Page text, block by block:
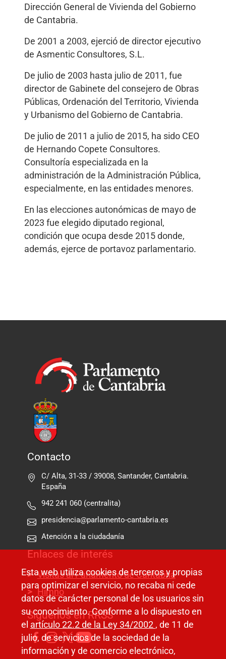
Dirección General de Vivienda del Gobierno
de Cantabria.
De 2001 a 2003, ejerció de director ejecutivo
de Asmentic Consultores, S.L.
De julio de 2003 hasta julio de 2011, fue
director de Gabinete del consejero de Obras
Públicas, Ordenación del Territorio, Vivienda
y Urbanismo del Gobierno de Cantabria.
De julio de 2011 a julio de 2015, ha sido CEO
de Hernando Copete Consultores.
Consultoría especializada en la
administración de la Administración Pública,
especialmente, en las entidades menores.
En las elecciones autonómicas de mayo de
2023 fue elegido diputado regional,
condición que ocupa desde 2015 donde,
además, ejerce de portavoz parlamentario.
Contacto
C/ Alta, 31-33 / 39008, Santander, Cantabria.
España
942 241 060 (centralita)
presidencia@parlamento-cantabria.es
Atención a la ciudadanía
Enlaces de interés
Visitas al Parlamento de Cantabria
Himno
Síguenos en RRSS
Esta web utiliza cookies de terceros y propias
para optimizar el servicio, no recaba ni cede
datos de carácter personal de los usuarios sin
su conocimiento. Conforme a lo dispuesto en
el artículo 22.2 de la Ley 34/2002 , de 11 de
julio, de servicios de la sociedad de la
información y de comercio electrónico,